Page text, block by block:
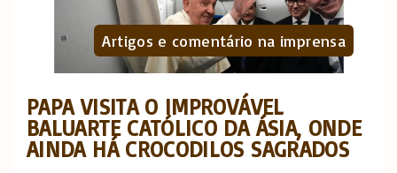
Artigos e comentário na imprensa
PAPA VISITA O IMPROVÁVEL
BALUARTE CATÓLICO DA ÁSIA, ONDE
AINDA HÁ CROCODILOS SAGRADOS